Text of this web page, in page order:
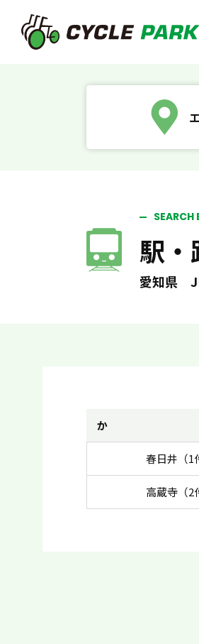
SEARCH
駅・
愛知県
か
春日井（1
高蔵寺（2